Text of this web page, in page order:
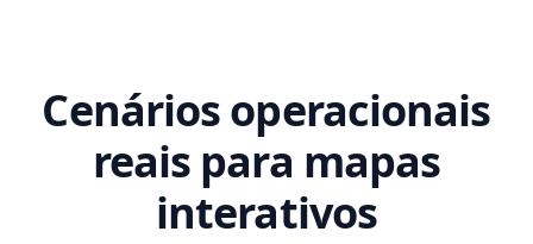
Cenários operacionais
reais para mapas
interativos